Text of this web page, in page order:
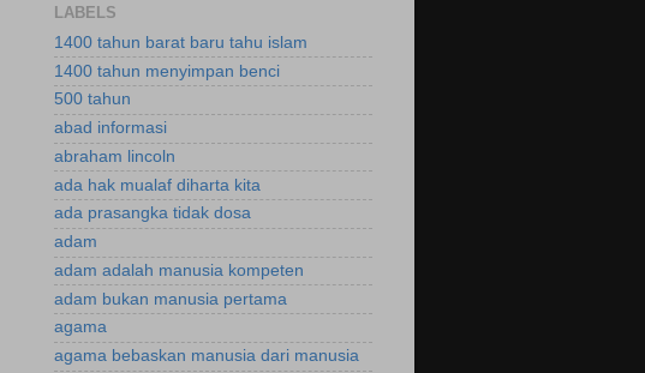
LABELS
1400 tahun barat baru tahu islam
1400 tahun menyimpan benci
500 tahun
abad informasi
abraham lincoln
ada hak mualaf diharta kita
ada prasangka tidak dosa
adam
adam adalah manusia kompeten
adam bukan manusia pertama
agama
agama bebaskan manusia dari manusia